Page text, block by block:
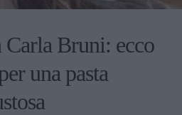
Bruni: ecco
una pasta